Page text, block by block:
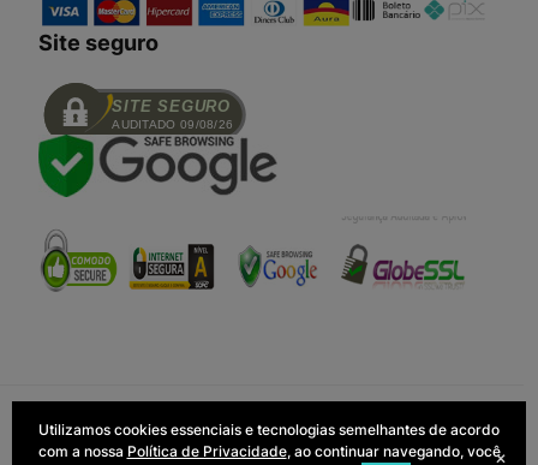
Site seguro
SITE SEGURO
AUDITADO 09/08/26
Todas as regras e promoções são
válidas apenas para produtos vendidos
e entregues pelo site. O preço válido
Tecnologia:
Utilizamos cookies essenciais e tecnologias semelhantes de acordo
com a nossa Política de Privacidade, ao continuar navegando, você×